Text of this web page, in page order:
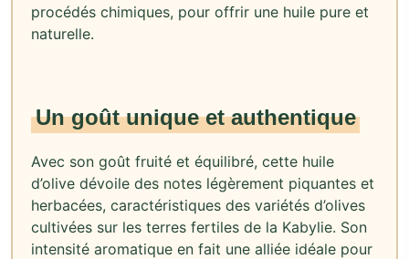
procédés chimiques, pour offrir une huile pure et
naturelle.
Un goût unique et authentique
Avec son goût fruité et équilibré, cette huile
d’olive dévoile des notes légèrement piquantes et
herbacées, caractéristiques des variétés d’olives
cultivées sur les terres fertiles de la Kabylie. Son
intensité aromatique en fait une alliée idéale pour